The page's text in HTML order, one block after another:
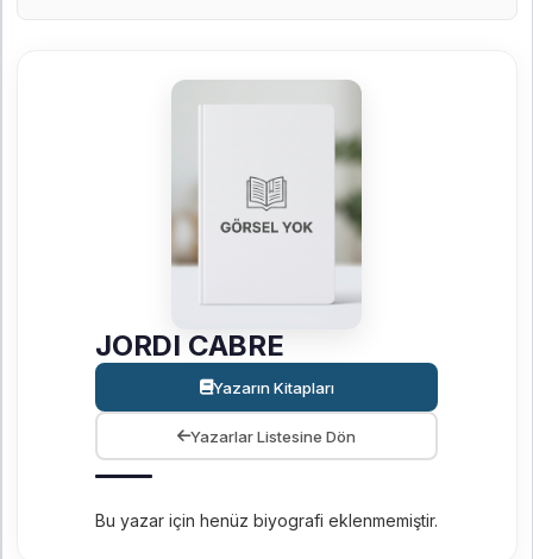
JORDI CABRE
Yazarın Kitapları
Yazarlar Listesine Dön
Bu yazar için henüz biyografi eklenmemiştir.